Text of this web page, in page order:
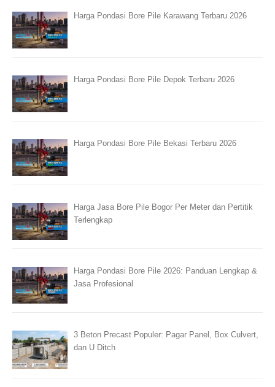
Harga Pondasi Bore Pile Karawang Terbaru 2026
Harga Pondasi Bore Pile Depok Terbaru 2026
Harga Pondasi Bore Pile Bekasi Terbaru 2026
Harga Jasa Bore Pile Bogor Per Meter dan Pertitik
Terlengkap
Harga Pondasi Bore Pile 2026: Panduan Lengkap &
Jasa Profesional
3 Beton Precast Populer: Pagar Panel, Box Culvert,
dan U Ditch